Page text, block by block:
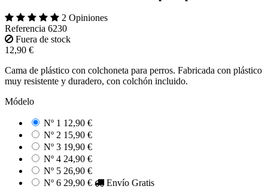
2 Opiniones
Referencia 6230
Fuera de stock
12,90 €
Cama de plástico con colchoneta para perros. Fabricada con plástico
muy resistente y duradero, con colchón incluido.
Módelo
Nº 1 12,90 €
Nº 2 15,90 €
Nº 3 19,90 €
Nº 4 24,90 €
Nº 5 26,90 €
Nº 6 29,90 €
Envío Gratis